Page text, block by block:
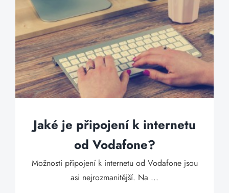
Jaké je připojení k internetu
od Vodafone?
Možnosti připojení k internetu od Vodafone jsou
asi nejrozmanitější. Na ...